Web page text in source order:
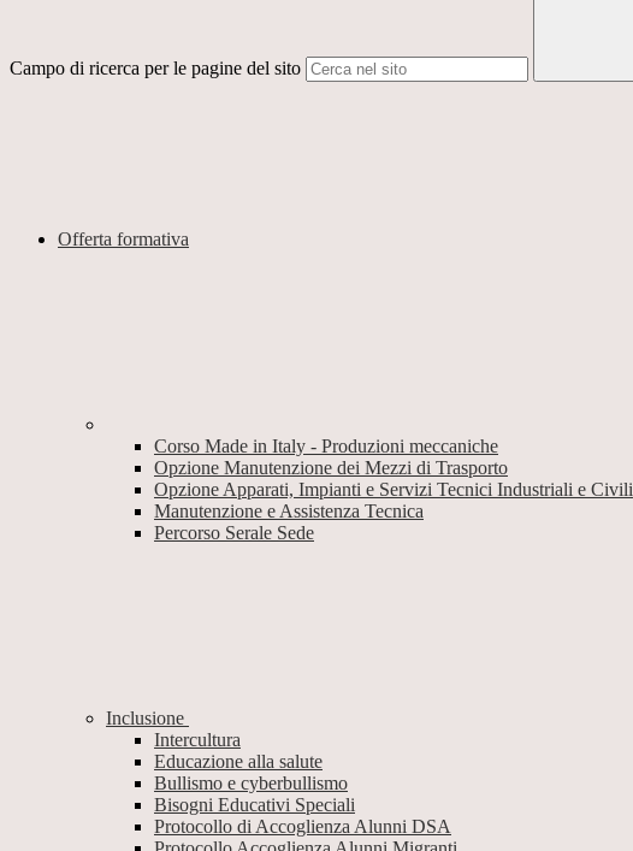
Campo di ricerca per le pagine del sito
Offerta formativa
Corso Made in Italy - Produzioni meccaniche
Opzione Manutenzione dei Mezzi di Trasporto
Opzione Apparati, Impianti e Servizi Tecnici Industriali e Civili
Manutenzione e Assistenza Tecnica
Percorso Serale Sede
Inclusione
Intercultura
Educazione alla salute
Bullismo e cyberbullismo
Bisogni Educativi Speciali
Protocollo di Accoglienza Alunni DSA